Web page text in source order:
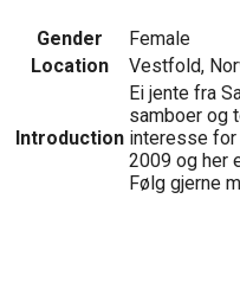
Gender
Female
Location
Vestfold,
Introduction
Ei jente fra
samboer og
interesse for
2009 og her
Følg gjerne